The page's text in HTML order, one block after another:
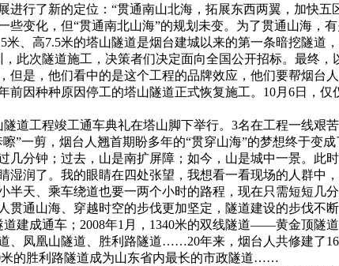
进行了新的定位：“贯通南山北海，拓展东西两翼，加快
些变化，但“贯通南北山海”的规划未变。为了贯通山海
米、高7.5米的塔山隧道是烟台建城以来的第一条暗挖隧道
此次隧道施工，决策者们决定面向全国公开招标。最终
但是，他们看中的是这个工程的品牌效应，他们要帮烟台
前因种种原因停工的塔山隧道正式恢复施工。10月6日，
隧道工程竣工通车典礼在塔山脚下举行。3名在工程一线
”一剪，烟台人翘首期盼多年的“贯穿山海”的梦想终于变成
几分钟；过去，山是南扩屏障；如今，山是城中一景。
湿润了。我的眼睛在四处张望，我想看一看现场的人群
半天、乘车绕道也要一两个小时的路程，现在只需短短几
贯通山海、穿越时空的步伐更加坚定，隧道建设的步伐不断
道建成通车；2008年1月，1340米的双线隧道——黄金顶
、凤凰山隧道、胜利路隧道……20年来，烟台人共修建了
米的胜利路隧道成为山东省内最长的市政隧道……